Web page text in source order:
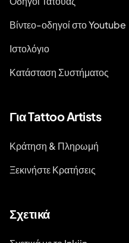
Βίντεο-οδηγοί στο Youtube
Ιστολόγιο
Κατάσταση Συστήματος
Για Tattoo Artists
Κράτηση & Πληρωμή
Ξεκινήστε Κρατήσεις
Σχετικά